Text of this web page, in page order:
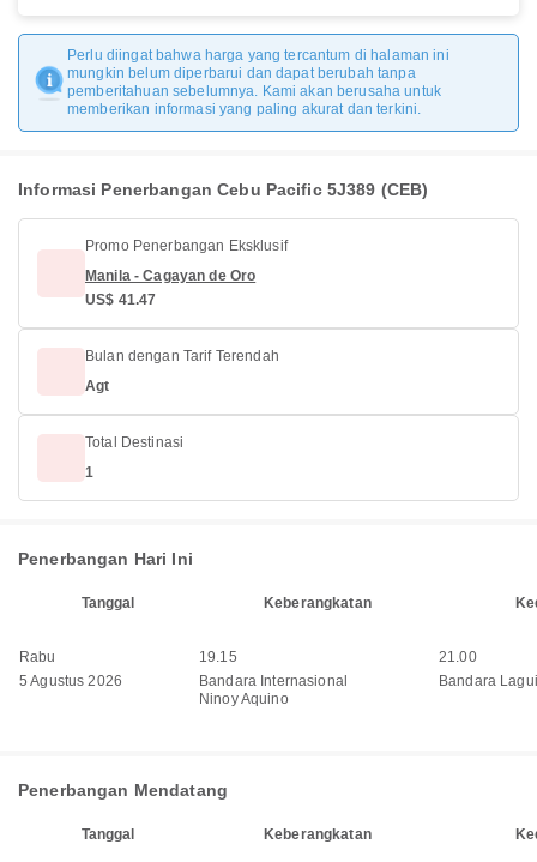
Perlu diingat bahwa harga yang tercantum di halaman ini
mungkin belum diperbarui dan dapat berubah tanpa
pemberitahuan sebelumnya. Kami akan berusaha untuk
memberikan informasi yang paling akurat dan terkini.
Informasi Penerbangan Cebu Pacific 5J389 (CEB)
Promo Penerbangan Eksklusif
Manila - Cagayan de Oro
US$ 41.47
Bulan dengan Tarif Terendah
Agt
Total Destinasi
1
Penerbangan Hari Ini
Tanggal Keberangkatan
Rabu
5 Agustus 2026
19.15
Bandara Internasional
Ninoy Aquino
21.00
Bandara
Penerbangan Mendatang
Tanggal Keberangkatan